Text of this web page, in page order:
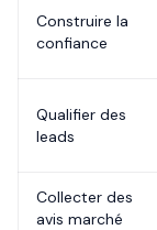
Construire la
confiance
Qualifier des
leads
Collecter des
avis marché